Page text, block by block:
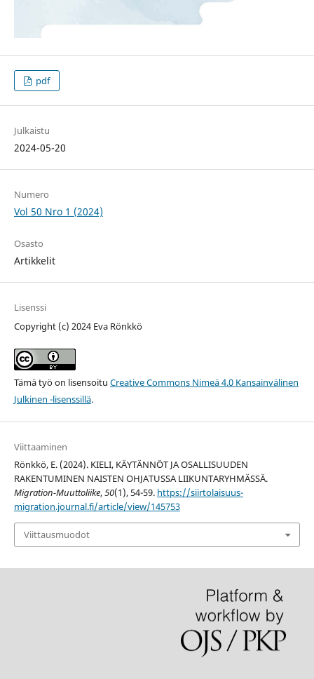
pdf
Julkaistu
2024-05-20
Numero
Vol 50 Nro 1 (2024)
Osasto
Artikkelit
Lisenssi
Copyright (c) 2024 Eva Rönkkö
Tämä työ on lisensoitu Creative Commons Nimeä 4.0 Kansainvälinen
Julkinen -lisenssillä.
Viittaaminen
Rönkkö, E. (2024). KIELI, KÄYTÄNNÖT JA OSALLISUUDEN
RAKENTUMINEN NAISTEN OHJATUSSA LIIKUNTARYHMÄSSÄ.
Migration-Muuttoliike,50(1), 54-59. https://siirtolaisuus-
migration.journal.fi/article/view/145753
Viittausmuodot